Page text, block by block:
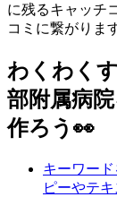
に残るキャッチ
コミに繋がりま
わくわく
部附属病
作ろう👀
キーワー
ピーやテ